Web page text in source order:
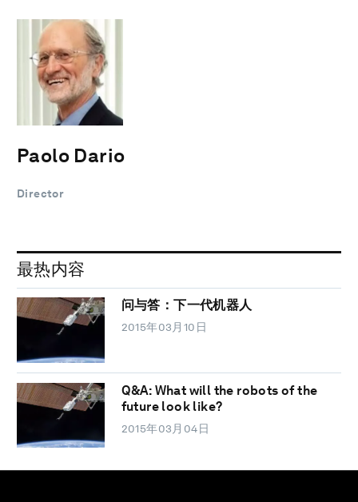
Paolo Dario
Director
最热内容
问与答：下一代机器人
2015年03月10日
Q&A: What will the robots of the
future look like?
2015年03月04日